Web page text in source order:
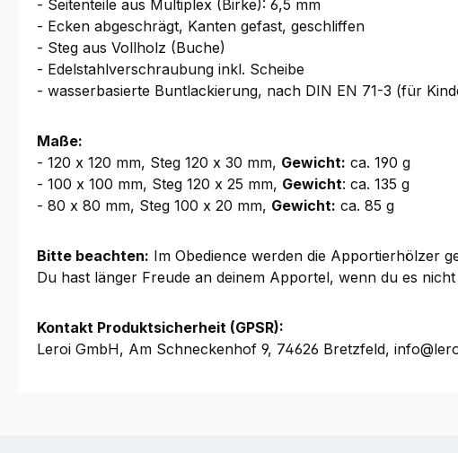
- Seitenteile aus Multiplex (Birke): 6,5 mm
- Ecken abgeschrägt, Kanten gefast, geschliffen
- Steg aus Vollholz (Buche)
- Edelstahlverschraubung inkl. Scheibe
- wasserbasierte Buntlackierung, nach DIN EN 71-3 (für
Maße:
- 120 x 120 mm, Steg 120 x 30 mm, Gewicht: ca. 190 g
- 100 x 100 mm, Steg 120 x 25 mm, Gewicht: ca. 135 g
- 80 x 80 mm, Steg 100 x 20 mm, Gewicht: ca. 85 g
Bitte beachten: Im Obedience werden die Apportierhölzer
Du hast länger Freude an deinem Apportel, wenn du es
Kontakt Produktsicherheit (GPSR):
Leroi GmbH, Am Schneckenhof 9, 74626 Bretzfeld,